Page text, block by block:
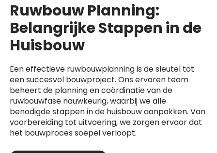
Ruwbouw Planning:
Belangrijke Stappen in de
Huisbouw
Een effectieve ruwbouwplanning is de sleutel tot
een succesvol bouwproject. Ons ervaren team
beheert de planning en coördinatie van de
ruwbouwfase nauwkeurig, waarbij we alle
benodigde stappen in de huisbouw aanpakken. Van
voorbereiding tot uitvoering, we zorgen ervoor dat
het bouwproces soepel verloopt.